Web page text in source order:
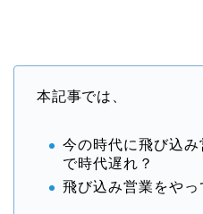
本記事では、
今の時代に飛び込
で時代遅れ？
飛び込み営業をやっ